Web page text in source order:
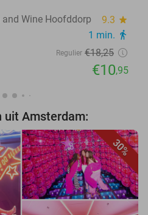
and Wine Hoofddorp
9.3 star
1 min. directions_walk
Regulier €18,25
€10,95
uit Amsterdam:
30%